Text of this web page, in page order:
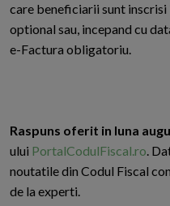
care beneficiarii sunt
optional sau, incepand cu
e-Factura obligatoriu.
Raspuns oferit in luna
ului PortalCodulFiscal.ro.
noutatile din Codul Fiscal
de la experti.